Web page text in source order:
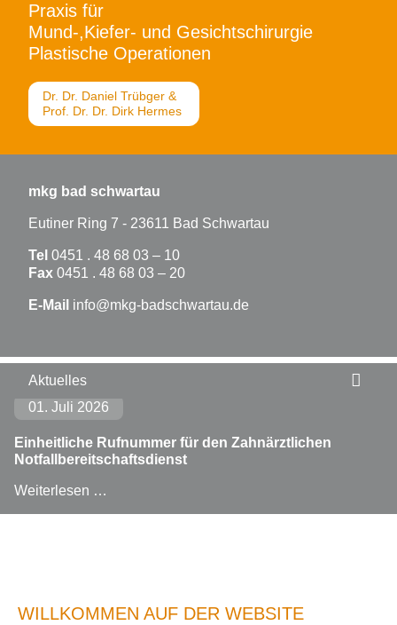
Praxis für
Mund-,Kiefer- und Gesichtschirurgie
Plastische Operationen
Dr. Dr. Daniel Trübger &
Prof. Dr. Dr. Dirk Hermes
mkg bad schwartau
Eutiner Ring 7 - 23611 Bad Schwartau
Tel 0451 . 48 68 03 – 10
Fax 0451 . 48 68 03 – 20
E-Mail info@mkg-badschwartau.de
Aktuelles
01. Juli 2026
Einheitliche Rufnummer für den Zahnärztlichen
Notfallbereitschaftsdienst
Weiterlesen …
WILLKOMMEN AUF DER WEBSITE